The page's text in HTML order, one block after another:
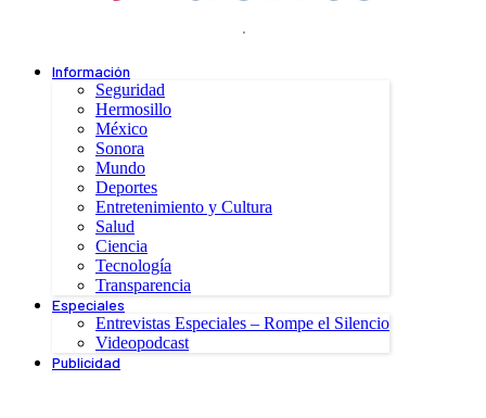
.
Información
Seguridad
Hermosillo
México
Sonora
Mundo
Deportes
Entretenimiento y Cultura
Salud
Ciencia
Tecnología
Transparencia
Especiales
Entrevistas Especiales – Rompe el Silencio
Videopodcast
Publicidad